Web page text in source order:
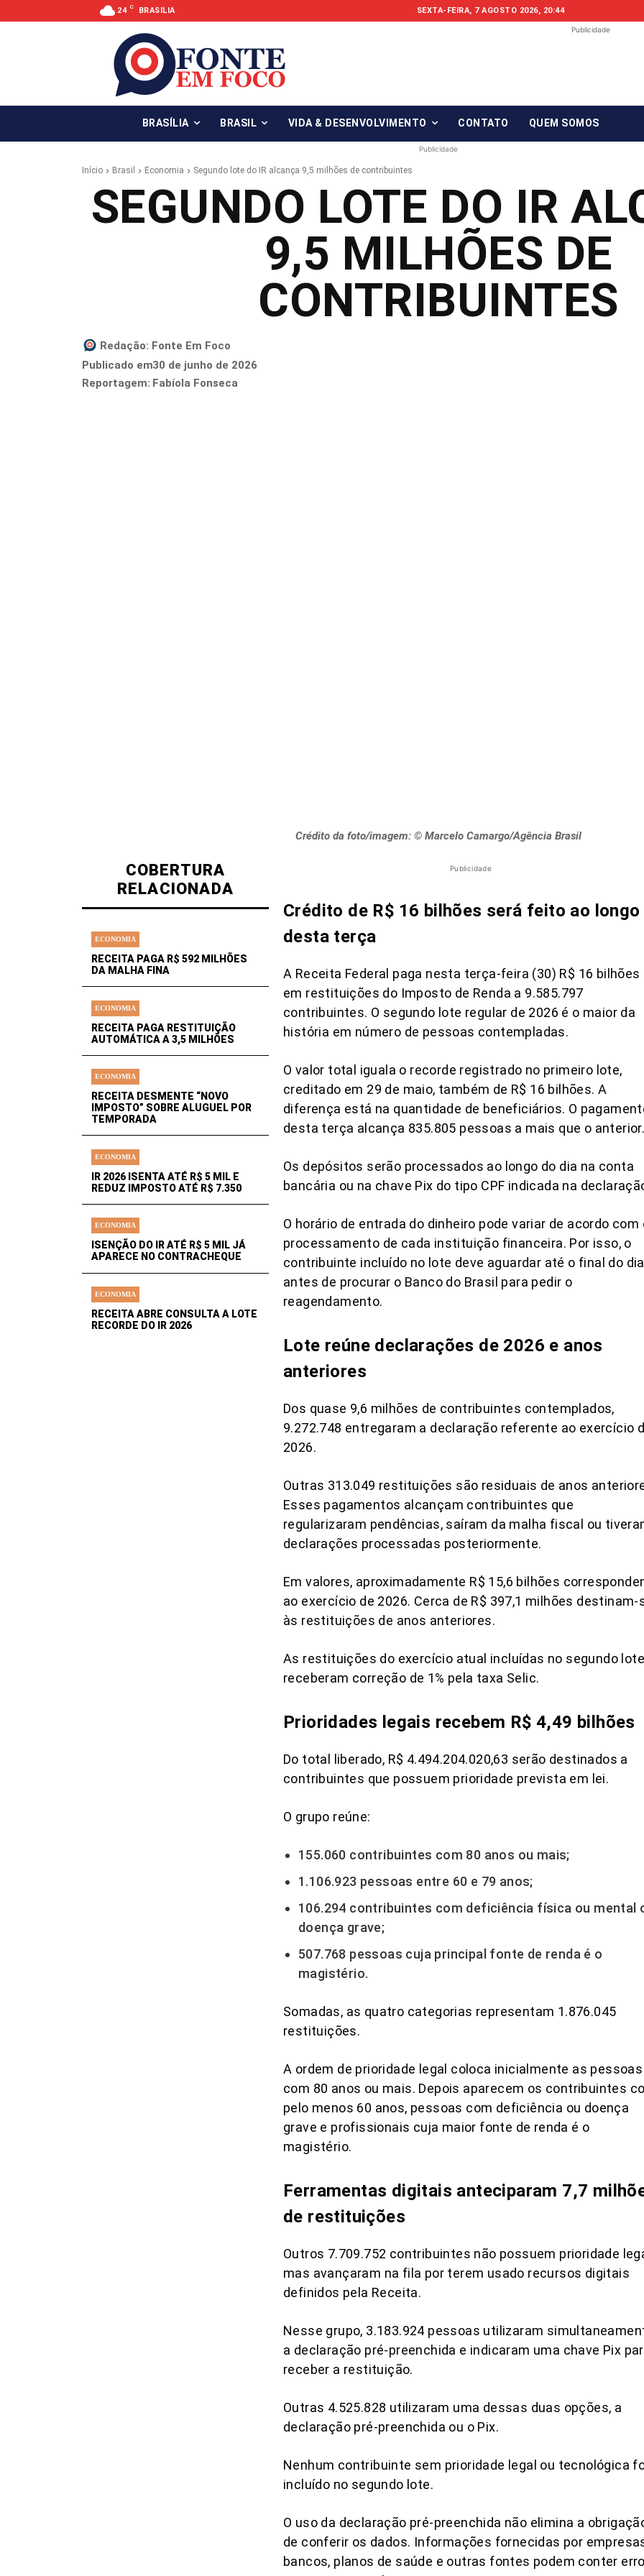
24 C BRASILIA SEXTA-FEIRA, 7 AGOSTO 2026, 20:44
Publicidade
BRASÍLIA BRASIL VIDA & DESENVOLVIMENTO CONTATO QUEM SOMOS
Publicidade
Início Brasil Economia Segundo lote do IR alcança 9,5 milhões de contribuintes
SEGUNDO LOTE DO IR
9,5 MILHÕES DE
CONTRIBUINTES
Redação: Fonte Em Foco
Publicado em30 de junho de 2026
Reportagem: Fabíola Fonseca
Crédito da foto/imagem: © Marcelo Camargo/Agência Brasil
COBERTURA
RELACIONADA
ECONOMIA
RECEITA PAGA R$ 592 MILHÕES
DA MALHA FINA
ECONOMIA
RECEITA PAGA RESTITUIÇÃO
AUTOMÁTICA A 3,5 MILHÕES
ECONOMIA
RECEITA DESMENTE “NOVO
IMPOSTO” SOBRE ALUGUEL POR
TEMPORADA
ECONOMIA
IR 2026 ISENTA ATÉ R$ 5 MIL E
REDUZ IMPOSTO ATÉ R$ 7.350
ECONOMIA
ISENÇÃO DO IR ATÉ R$ 5 MIL JÁ
APARECE NO CONTRACHEQUE
ECONOMIA
RECEITA ABRE CONSULTA A LOTE
RECORDE DO IR 2026
Publicidade
Crédito de R$ 16 bilhões será feito ao longo
desta terça
A Receita Federal paga nesta terça-feira (30) R$ 16 bilhões
em restituições do Imposto de Renda a 9.585.797
contribuintes. O segundo lote regular de 2026 é o maior da
história em número de pessoas contempladas.
O valor total iguala o recorde registrado no primeiro lote,
creditado em 29 de maio, também de R$ 16 bilhões. A
diferença está na quantidade de beneficiários. O
desta terça alcança 835.805 pessoas a mais que o
Os depósitos serão processados ao longo do dia na conta
bancária ou na chave Pix do tipo CPF indicada na
O horário de entrada do dinheiro pode variar de acordo com
processamento de cada instituição financeira. Por isso, o
contribuinte incluído no lote deve aguardar até o final do dia
antes de procurar o Banco do Brasil para pedir o
reagendamento.
Lote reúne declarações de 2026 e anos
anteriores
Dos quase 9,6 milhões de contribuintes contemplados,
9.272.748 entregaram a declaração referente ao exercício
2026.
Outras 313.049 restituições são residuais de anos
Esses pagamentos alcançam contribuintes que
regularizaram pendências, saíram da malha fiscal ou
declarações processadas posteriormente.
Em valores, aproximadamente R$ 15,6 bilhões
ao exercício de 2026. Cerca de R$ 397,1 milhões destinam-
às restituições de anos anteriores.
As restituições do exercício atual incluídas no segundo lote
receberam correção de 1% pela taxa Selic.
Prioridades legais recebem R$ 4,49 bilhões
Do total liberado, R$ 4.494.204.020,63 serão destinados a
contribuintes que possuem prioridade prevista em lei.
O grupo reúne:
155.060 contribuintes com 80 anos ou mais;
1.106.923 pessoas entre 60 e 79 anos;
106.294 contribuintes com deficiência física ou mental
doença grave;
507.768 pessoas cuja principal fonte de renda é o
magistério.
Somadas, as quatro categorias representam 1.876.045
restituições.
A ordem de prioridade legal coloca inicialmente as pessoas
com 80 anos ou mais. Depois aparecem os contribuintes
pelo menos 60 anos, pessoas com deficiência ou doença
grave e profissionais cuja maior fonte de renda é o
magistério.
Ferramentas digitais anteciparam 7,7
de restituições
Outros 7.709.752 contribuintes não possuem prioridade
mas avançaram na fila por terem usado recursos digitais
definidos pela Receita.
Nesse grupo, 3.183.924 pessoas utilizaram
a declaração pré-preenchida e indicaram uma chave Pix
receber a restituição.
Outras 4.525.828 utilizaram uma dessas duas opções, a
declaração pré-preenchida ou o Pix.
Nenhum contribuinte sem prioridade legal ou tecnológica
incluído no segundo lote.
O uso da declaração pré-preenchida não elimina a
de conferir os dados. Informações fornecidas por
bancos, planos de saúde e outras fontes podem conter